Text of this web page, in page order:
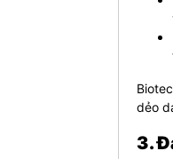
dẻo
3.